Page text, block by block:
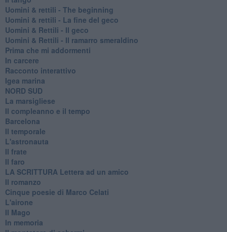
​Uomini & rettili - The beginning
​Uomini & rettili - La fine del geco
Uomini & Rettili - Il geco
Uomini & Rettili - Il ramarro smeraldino
Prima che mi addormenti
In carcere
Racconto interattivo
Igea marina
​NORD SUD
La marsigliese
Il compleanno e il tempo
Barcelona
Il temporale
L'astronauta
Il frate
Il faro
​LA SCRITTURA Lettera ad un amico
Il romanzo
Cinque poesie di Marco Celati
L'airone
Il Mago
In memoria